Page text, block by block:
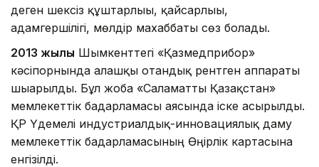
деген шексіз құштарлығы, қайсарлығы,
адамгершілігі, мөлдір махаббаты сөз болады.
2013 жылы Шымкенттегі «Қазмедприбор»
кәсіпорнында алғашқы отандық рентген аппараты
шығарылды. Бұл жоба «Саламатты Қазақстан»
мемлекеттік бағдарламасы аясында іске асырылды.
ҚР Үдемелі индустриалдық-инновациялық даму
мемлекеттік бағдарламасының Өңірлік картасына
енгізілді.